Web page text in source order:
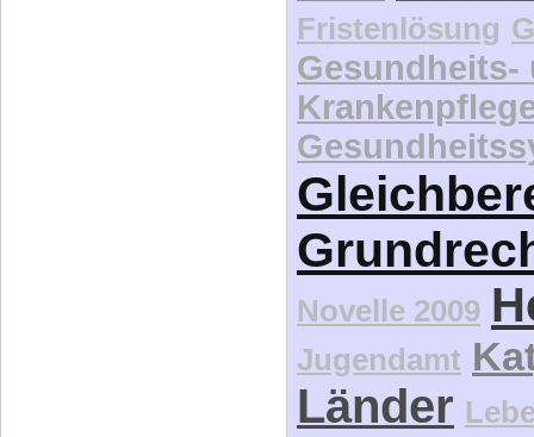
Fristenlösung
Gesundheits-
Novelle 2009
Jugendamt
Länder